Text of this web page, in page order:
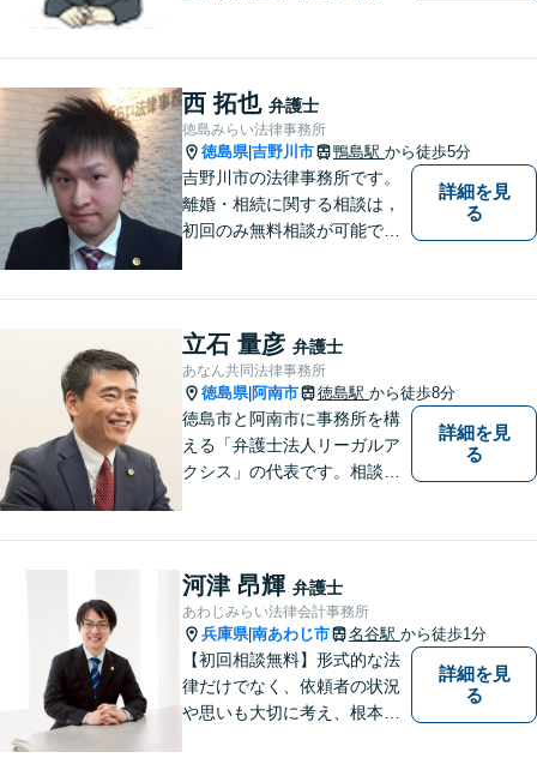
幅広くご相談を受付中。実務
経験15年以上の弁護士が誠
実、丁寧に対応致します。
【無料相談あり】
西 拓也 弁護士
徳島みらい法律事務所
徳島県|吉野川市 鴨島駅 から徒歩5分
吉野川市の法律事務所です。
離婚・相続に関する相談は，
初回のみ無料相談が可能です
詳細を見
る
立石 量彦 弁護士
あなん共同法律事務所
徳島県|阿南市 徳島駅 から徒歩8分
徳島市と阿南市に事務所を構
える「弁護士法人リーガルア
クシス」の代表です。相談い
中心的取扱分野は遺産分割事
件。徳島県出身。東京大学法
学部卒。
詳細を見
る
河津 昂輝 弁護士
あわじみらい法律会計事務所
兵庫県|南あわじ市 名谷駅 から徒歩1分
【初回相談無料】形式的な法
律だけでなく、依頼者の状況
や思いも大切に考え、根本的
詳細を見
る